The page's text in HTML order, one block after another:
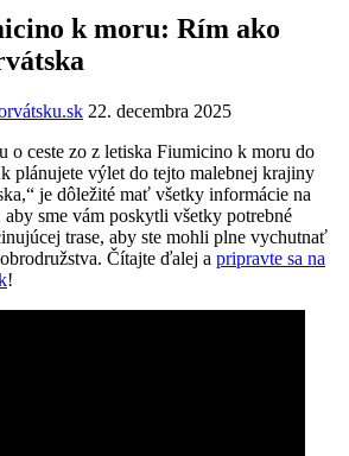
k moru: Rím ako
22. decembra 2025
o ceste zo z letiska Fiumicino k moru do
plánujete výlet do tejto malebnej krajiny
je dôležité mať všetky informácie na
aby sme vám poskytli všetky potrebné
trase, aby ste mohli plne vychutnať
Čítajte ďalej a pripravte sa na
!